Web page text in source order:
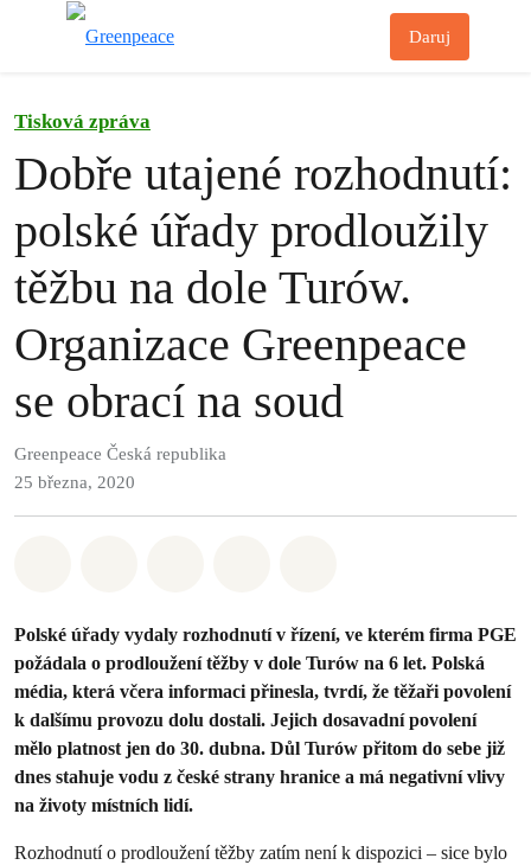
Daruj
Tisková zpráva
Dobře utajené rozhodnutí:
polské úřady prodloužily
těžbu na dole Turów.
Organizace Greenpeace
se obrací na soud
Greenpeace Česká republika
25 března, 2020
Polské úřady vydaly rozhodnutí v řízení, ve kterém firma PGE
požádala o prodloužení těžby v dole Turów na 6 let. Polská
média, která včera informaci přinesla, tvrdí, že těžaři povolení
k dalšímu provozu dolu dostali. Jejich dosavadní povolení
mělo platnost jen do 30. dubna. Důl Turów přitom do sebe již
dnes stahuje vodu z české strany hranice a má negativní vlivy
na životy místních lidí.
Rozhodnutí o prodloužení těžby zatím není k dispozici – sice bylo